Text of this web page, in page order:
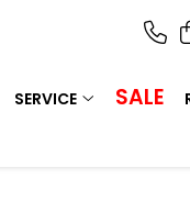
SERVICE SALE